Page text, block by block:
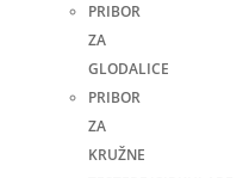
PRIBOR
ZA
GLODALICE
PRIBOR
ZA
KRUŽNE